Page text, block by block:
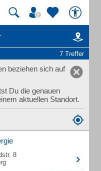
7 Treffer
beziehen sich auf
Du die genauen
aktuellen Standort.
8